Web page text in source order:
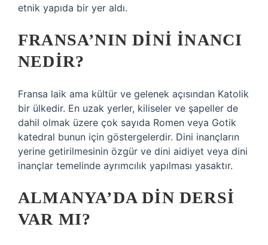
etnik yapıda bir yer aldı.
FRANSA’NIN DINI INANCI
NEDIR?
Fransa laik ama kültür ve gelenek açısından Katolik
bir ülkedir. En uzak yerler, kiliseler ve şapeller de
dahil olmak üzere çok sayıda Romen veya Gotik
katedral bunun için göstergelerdir. Dini inançların
yerine getirilmesinin özgür ve dini aidiyet veya dini
inançlar temelinde ayrımcılık yapılması yasaktır.
ALMANYA’DA DIN DERSI
VAR MI?